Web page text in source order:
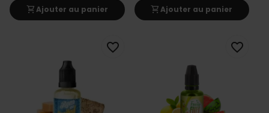
shopping_cartAjouter au panier shopping_cartAjouter au panier
favorite_border favorite_border